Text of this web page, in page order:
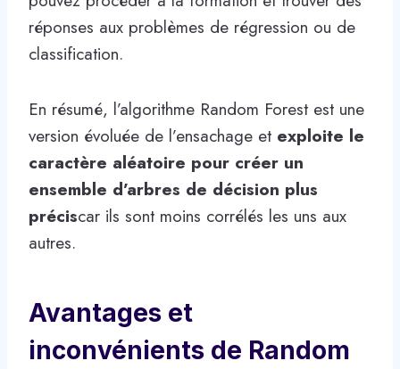
réponses aux problèmes de régression ou de
classification.
En résumé, l’algorithme Random Forest est une
version évoluée de l’ensachage et exploite le
caractère aléatoire pour créer un
ensemble d’arbres de décision plus
préciscar ils sont moins corrélés les uns aux
autres.
Avantages et
inconvénients de Random